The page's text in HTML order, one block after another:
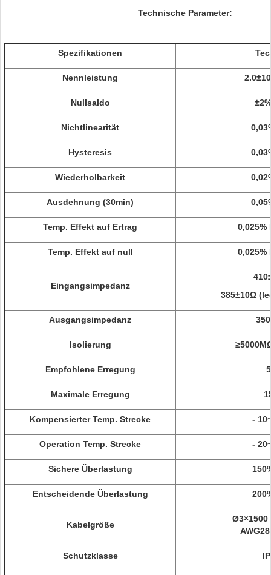
Technische Parameter:
Spezifikationen
Nennleistung
Nullsaldo
Nichtlinearität
Hysteresis
Wiederholbarkeit
Ausdehnung (30min)
Temp. Effekt auf Ertrag 0,025%
Temp. Effekt auf null 0,025%
Eingangsimpedanz
385±10Ω
Ausgangsimpedanz
Isolierung
Empfohlene Erregung
Maximale Erregung
Kompensierter Temp. Strecke -
Operation Temp. Strecke -
Sichere Überlastung
Entscheidende Überlastung
Kabelgröße
Ø3×1500
Schutzklasse